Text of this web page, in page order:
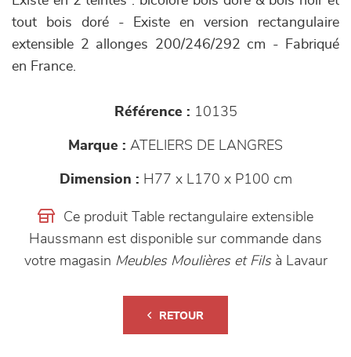
tout bois doré - Existe en version rectangulaire
extensible 2 allonges 200/246/292 cm - Fabriqué
en France.
Référence : 10135
Marque : ATELIERS DE LANGRES
Dimension : H77 x L170 x P100 cm
Ce produit Table rectangulaire extensible
Haussmann est disponible sur commande dans
votre magasin Meubles Moulières et Filsà Lavaur
RETOUR